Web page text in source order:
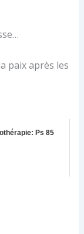
paix après les
Ps 85